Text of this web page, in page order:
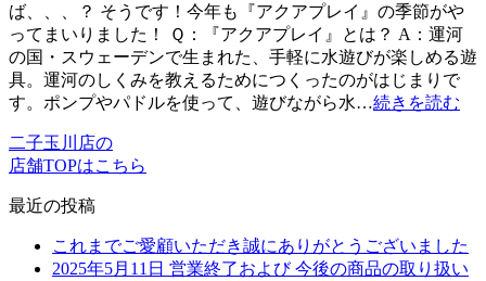
ば、、、？ そうです！今年も『アクアプレイ』の季節がや
ってまいりました！ Ｑ：『アクアプレイ』とは？ A：運河
の国・スウェーデンで生まれた、手軽に水遊びが楽しめる遊
具。運河のしくみを教えるためにつくったのがはじまりで
す。ポンプやパドルを使って、遊びながら水…続きを読む
二子玉川店の
店舗TOPはこちら
最近の投稿
これまでご愛顧いただき誠にありがとうございました
2025年5月11日 営業終了および 今後の商品の取り扱い